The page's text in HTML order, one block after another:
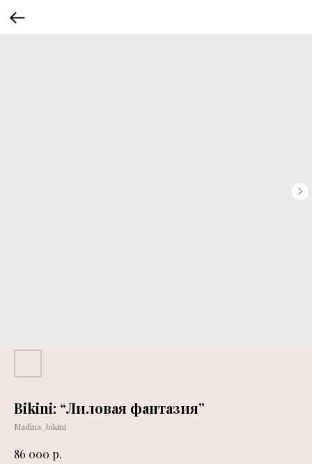
Bikini: “Лиловая фантазия”
Madina_bikini
86 000 р.